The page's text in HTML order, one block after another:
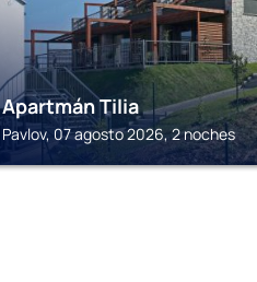
Apartmán Tilia
Pavlov, 07 agosto 2026, 2 noches